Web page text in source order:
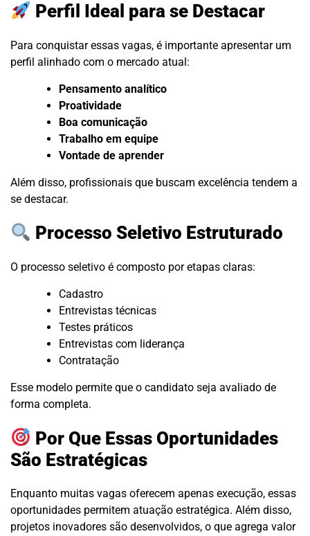
Perfil Ideal para se Destacar
Para conquistar essas vagas, é importante apresentar um
perfil alinhado com o mercado atual:
Pensamento analítico
Proatividade
Boa comunicação
Trabalho em equipe
Vontade de aprender
Além disso, profissionais que buscam excelência tendem a
se destacar.
Processo Seletivo Estruturado
O processo seletivo é composto por etapas claras:
Cadastro
Entrevistas técnicas
Testes práticos
Entrevistas com liderança
Contratação
Esse modelo permite que o candidato seja avaliado de
forma completa.
Por Que Essas Oportunidades
São Estratégicas
Enquanto muitas vagas oferecem apenas execução, essas
oportunidades permitem atuação estratégica. Além disso,
projetos inovadores são desenvolvidos, o que agrega valor